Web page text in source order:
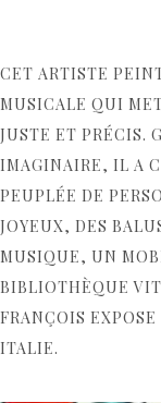
CET ARTISTE
MUSICALE QUI
JUSTE ET PRÉCIS.
IMAGINAIRE, IL A
PEUPLÉE DE
JOYEUX, DES
MUSIQUE, UN
BIBLIOTHÈQUE
FRANÇOIS
ITALIE.